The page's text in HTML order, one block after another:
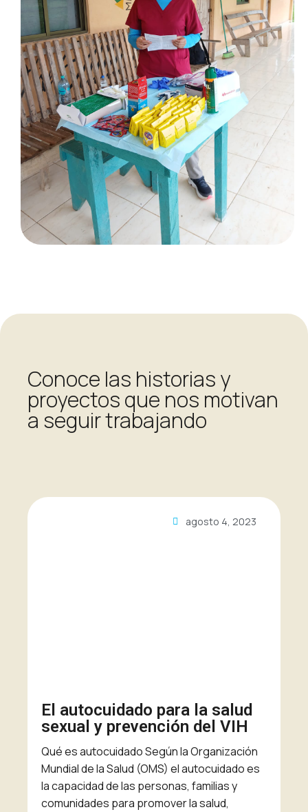
Conoce las historias y
proyectos que nos motivan
a seguir trabajando
agosto 4, 2023
El autocuidado para la salud
sexual y prevención del VIH
Qué es autocuidado Según la Organización
Mundial de la Salud (OMS) el autocuidado es
la capacidad de las personas, familias y
comunidades para promover la salud,